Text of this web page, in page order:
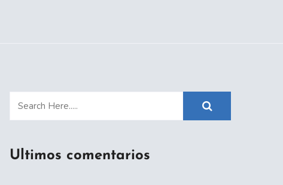
Ultimos comentarios